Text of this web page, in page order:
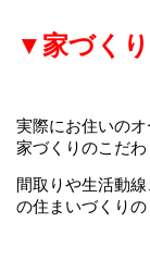
▼家づく
実際にお住いの
家づくりのこだわ
間取りや生活動
の住まいづくりの